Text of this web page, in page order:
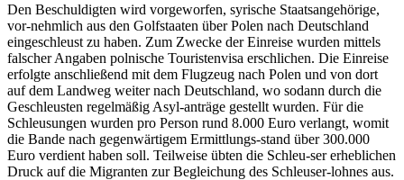
Den Beschuldigten wird vorgeworfen, syrische Staatsangehörige,
vor-nehmlich aus den Golfstaaten über Polen nach Deutschland
eingeschleust zu haben. Zum Zwecke der Einreise wurden mittels
falscher Angaben polnische Touristenvisa erschlichen. Die Einreise
erfolgte anschließend mit dem Flugzeug nach Polen und von dort
auf dem Landweg weiter nach Deutschland, wo sodann durch die
Geschleusten regelmäßig Asyl-anträge gestellt wurden. Für die
Schleusungen wurden pro Person rund 8.000 Euro verlangt, womit
die Bande nach gegenwärtigem Ermittlungs-stand über 300.000
Euro verdient haben soll. Teilweise übten die Schleu-ser erheblichen
Druck auf die Migranten zur Begleichung des Schleuser-lohnes aus.